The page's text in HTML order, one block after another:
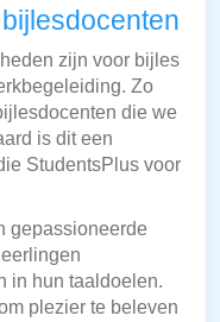
zijn voor bijles
Zo
die we
is dit een
StudentsPlus voor
gepassioneerde
in hun taaldoelen.
plezier te beleven